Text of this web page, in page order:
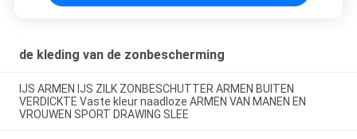
de kleding van de zonbescherming
IJS ARMEN IJS ZILK ZONBESCHUTTER ARMEN BUITEN
VERDICKTE Vaste kleur naadloze ARMEN VAN MANEN EN
VROUWEN SPORT DRAWING SLEE